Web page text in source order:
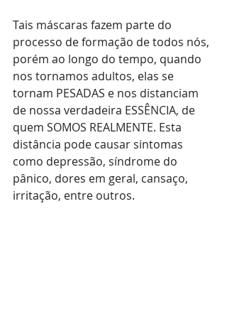
Tais máscaras fazem parte do
processo de formação de todos nós,
porém ao longo do tempo, quando
nos tornamos adultos, elas se
tornam PESADAS e nos distanciam
de nossa verdadeira ESSÊNCIA, de
quem SOMOS REALMENTE. Esta
distância pode causar sintomas
como depressão, síndrome do
pânico, dores em geral, cansaço,
irritação, entre outros.